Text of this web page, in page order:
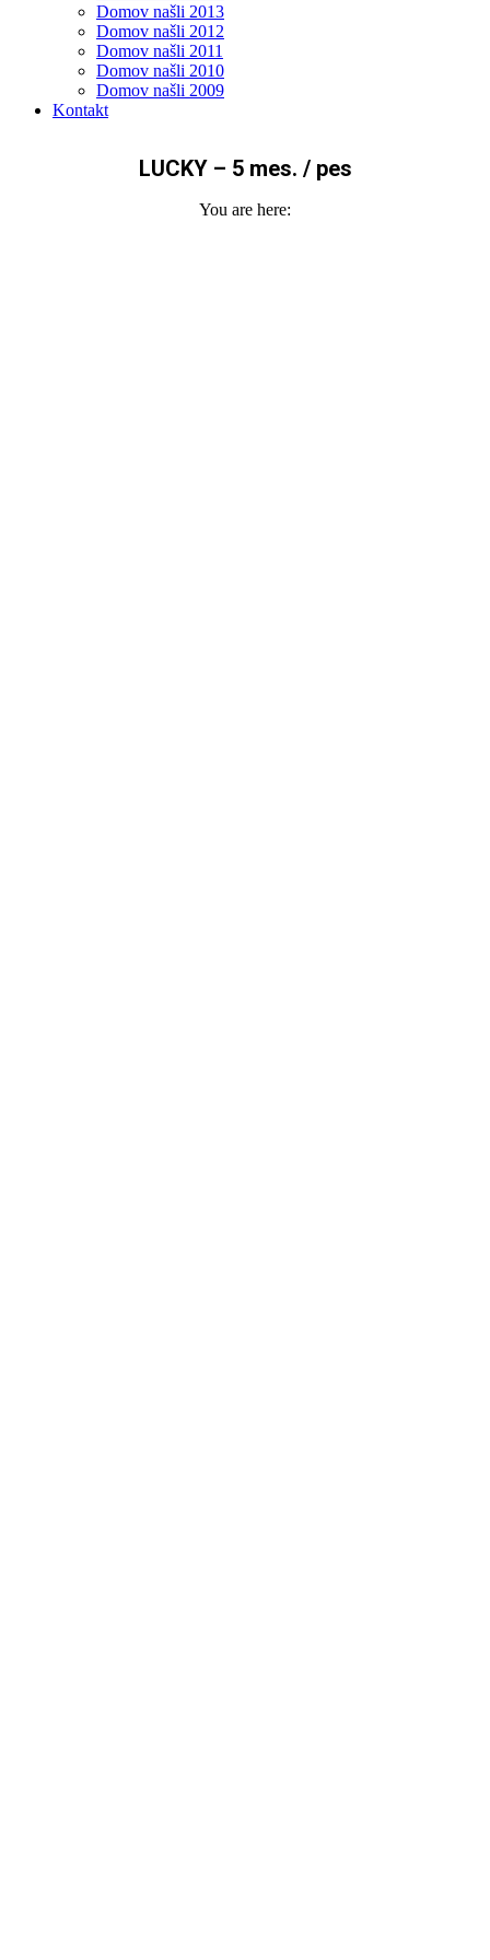
Domov našli 2013
Domov našli 2012
Domov našli 2011
Domov našli 2010
Domov našli 2009
Kontakt
LUCKY – 5 mes. / pes
You are here: